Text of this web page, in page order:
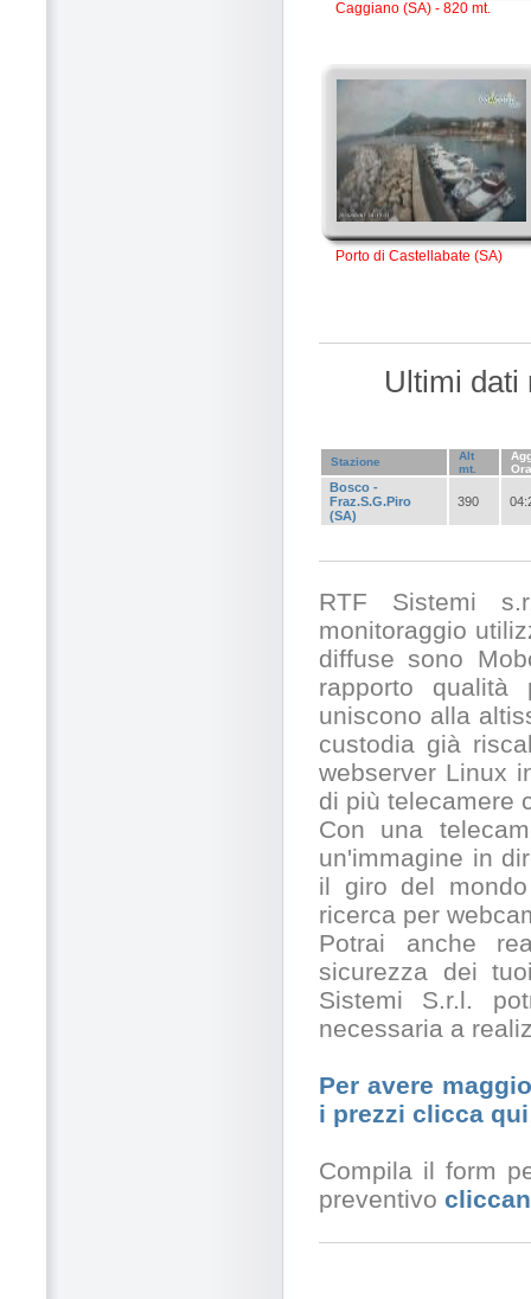
Caggiano (SA) - 820 mt.
Porto di Castellabate (SA)
Ultimi dati
Stazione
Alt
mt.
Ora
Bosco -
Fraz.S.G.Piro
(SA)
390
RTF Sistemi
monitoraggio
diffuse sono
rapporto qualità
uniscono alla
custodia già
webserver Linux
di più telecamere
Con una
un'immagine in
il giro del
ricerca per
Potrai anche
sicurezza dei
Sistemi S.r.l.
necessaria a
Per avere
i prezzi clicca qui
Compila il form
preventivo